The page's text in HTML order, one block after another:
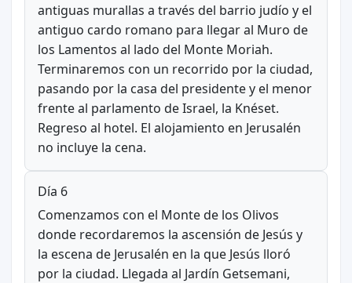
antiguas murallas a través del barrio judío y el
antiguo cardo romano para llegar al Muro de
los Lamentos al lado del Monte Moriah.
Terminaremos con un recorrido por la ciudad,
pasando por la casa del presidente y el menor
frente al parlamento de Israel, la Knéset.
Regreso al hotel. El alojamiento en Jerusalén
no incluye la cena.
Día 6
Comenzamos con el Monte de los Olivos
donde recordaremos la ascensión de Jesús y
la escena de Jerusalén en la que Jesús lloró
por la ciudad. Llegada al Jardín Getsemani,